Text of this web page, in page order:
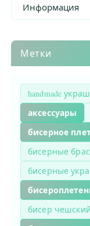
Информация
Метки
handmade
аксессуары
бисерное
бисерные
бисерные
бисер чешский